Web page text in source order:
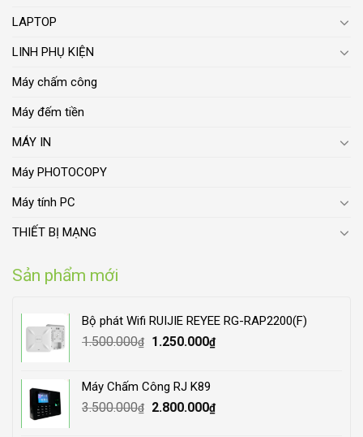
LAPTOP
LINH PHỤ KIỆN
Máy chấm công
Máy đếm tiền
MÁY IN
Máy PHOTOCOPY
Máy tính PC
THIẾT BỊ MẠNG
Sản phẩm mới
Bộ phát Wifi RUIJIE REYEE RG-RAP2200(F)
1.500.000₫
Original
1.500.000₫.
1.250.000₫Current
Máy Chấm Công RJ K89
3.500.000₫
Original
2.800.000₫Current